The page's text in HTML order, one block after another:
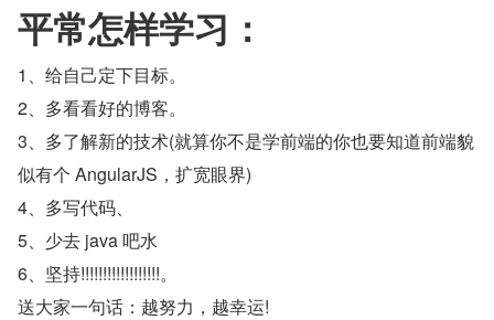
平常怎样学习：
1、给自己定下目标。
2、多看看好的博客。
3、多了解新的技术(就算你不是学前端的你也要知道前端貌
似有个 AngularJS，扩宽眼界)
4、多写代码、
5、少去 java 吧水
6、坚持!!!!!!!!!!!!!!!!!!。
送大家一句话：越努力，越幸运!